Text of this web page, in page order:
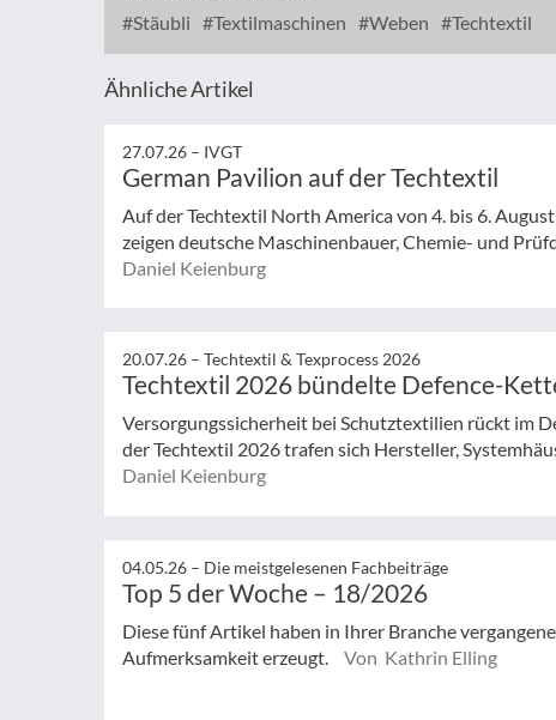
Stäubli Textilmaschinen Weben Techtextil
Ähnliche Artikel
27.07.26 – IVGT
German Pavilion auf der Techtextil
Auf der Techtextil North America von 4. bis 6.
zeigen deutsche Maschinenbauer, Chemie- und
Daniel Keienburg
20.07.26 – Techtextil & Texprocess 2026
Techtextil 2026 bündelte Defence-
Versorgungssicherheit bei Schutztextilien rückt im
der Techtextil 2026 trafen sich Hersteller,
Daniel Keienburg
04.05.26 – Die meistgelesenen Fachbeiträge
Top 5 der Woche – 18/2026
Diese fünf Artikel haben in Ihrer Branche
Aufmerksamkeit erzeugt.
Von Kathrin Elling